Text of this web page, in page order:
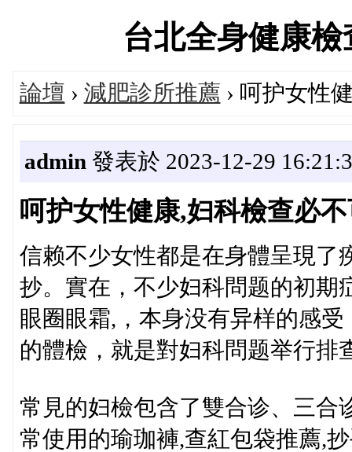
台北全身健康
論壇 › 減肥診所推薦 › 呵护女性
admin 發表於 2023-12-29
呵护女性健康,妇科檢查必
信赖不少女性都是在身體呈現了
抄。實在，不少妇科問题的初期
眼圈眼霜,，本身没有异样的感
的體檢，就是對妇科問题举行排
常見的妇檢包含了雙合诊、三合
常使用的瑜珈褲,查紅包袋推薦,